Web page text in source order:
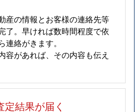
産の情報とお客様の連絡先等
了。早ければ数時間程度で依
連絡がきます。
容があれば、その内容も伝え
定結果が届く